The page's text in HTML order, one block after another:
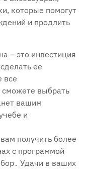
которые помогут
и продлить
– это инвестиция
ее
все
выбрать
вашим
и
получить более
с программой
Удачи в ваших